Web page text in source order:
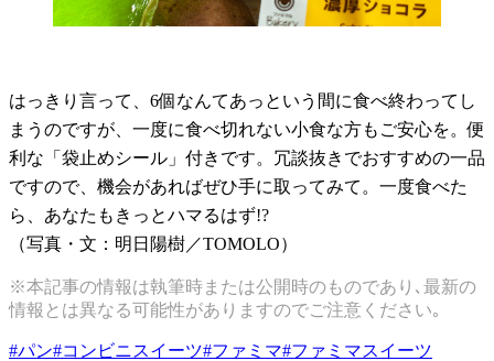
はっきり言って、 6個なんてあっという間に食べ終わってし
まうのですが、一度に食べ切れない小食な方もご安心を。便
利な「袋止めシール」付きです。冗談抜きでおすすめの一品
ですので、機会があればぜひ手に取ってみて。一度食べた
ら、あなたもきっとハマるはず!?
（写真・文：明日陽樹／TOMOLO）
※本記事の情報は執筆時または公開時のものであり､最新の
情報とは異なる可能性がありますのでご注意ください｡
#パン#コンビニスイーツ#ファミマ#ファミマスイーツ